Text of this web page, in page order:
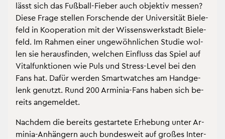
lässt sich das Fuß­ball-Fie­ber auch ob­jek­tiv mes­sen?
Diese Frage stel­len For­schen­de der Uni­ver­si­tät Bie­le­
feld in Ko­ope­ra­ti­on mit der Wis­sens­werk­stadt Bie­le­
feld. Im Rah­men einer un­ge­wöhn­li­chen Stu­die wol­
len sie her­aus­fin­den, wel­chen Ein­fluss das Spiel auf
Vi­tal­funk­tio­nen wie Puls und Stress-Level bei den
Fans hat. Dafür wer­den Smart­wat­ches am Hand­ge­
lenk ge­nutzt. Rund 200 Ar­mi­nia-Fans haben sich be­
reits an­ge­mel­det.
Nach­dem die be­reits ge­star­te­te Er­he­bung unter Ar­
mi­nia-An­hän­gern auch bun­des­weit auf gro­ßes In­ter­